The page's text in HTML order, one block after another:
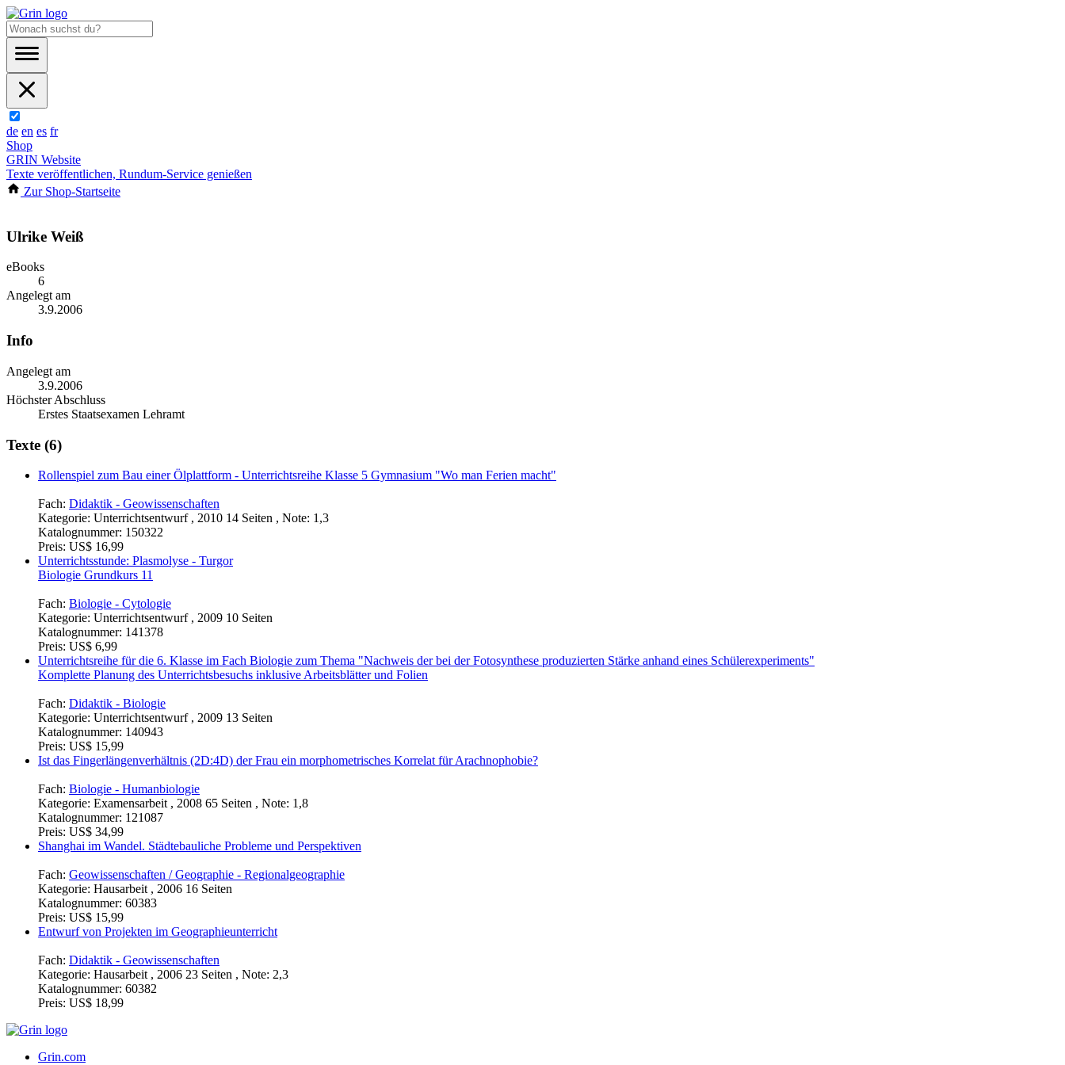
de en es fr
Shop
GRIN Website
Texte veröffentlichen, Rundum-Service genießen
Zur Shop-Startseite
Ulrike Weiß
eBooks
6
Angelegt am
3.9.2006
Info
Angelegt am
3.9.2006
Höchster Abschluss
Erstes Staatsexamen Lehramt
Texte (6)
Rollenspiel zum Bau einer Ölplattform - Unterrichtsreihe Klasse 5 Gymnasium "Wo man Ferien macht"
Fach: Didaktik - Geowissenschaften
Kategorie: Unterrichtsentwurf , 2010 14 Seiten , Note: 1,3
Katalognummer: 150322
Preis: US$ 16,99
Unterrichtsstunde: Plasmolyse - Turgor
Biologie Grundkurs 11
Fach: Biologie - Cytologie
Kategorie: Unterrichtsentwurf , 2009 10 Seiten
Katalognummer: 141378
Preis: US$ 6,99
Unterrichtsreihe für die 6. Klasse im Fach Biologie zum Thema "Nachweis der bei der Fotosynthese produzierten Stärke anhand eines Schülerexperiments"
Komplette Planung des Unterrichtsbesuchs inklusive Arbeitsblätter und Folien
Fach: Didaktik - Biologie
Kategorie: Unterrichtsentwurf , 2009 13 Seiten
Katalognummer: 140943
Preis: US$ 15,99
Ist das Fingerlängenverhältnis (2D:4D) der Frau ein morphometrisches Korrelat für Arachnophobie?
Fach: Biologie - Humanbiologie
Kategorie: Examensarbeit , 2008 65 Seiten , Note: 1,8
Katalognummer: 121087
Preis: US$ 34,99
Shanghai im Wandel. Städtebauliche Probleme und Perspektiven
Fach: Geowissenschaften / Geographie - Regionalgeographie
Kategorie: Hausarbeit , 2006 16 Seiten
Katalognummer: 60383
Preis: US$ 15,99
Entwurf von Projekten im Geographieunterricht
Fach: Didaktik - Geowissenschaften
Kategorie: Hausarbeit , 2006 23 Seiten , Note: 2,3
Katalognummer: 60382
Preis: US$ 18,99
Grin.com